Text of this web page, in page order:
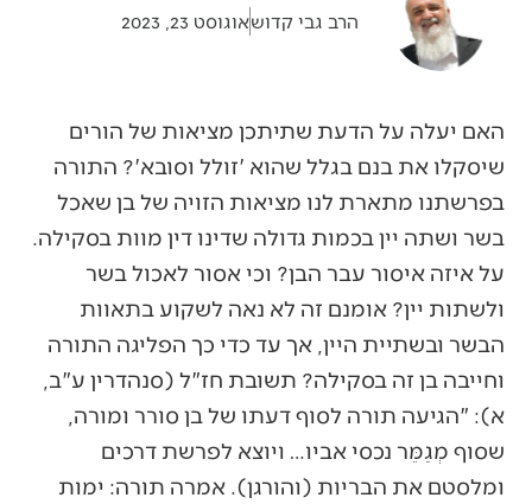
הרב גבי קדושאוגוסט 23, 2023
האם יעלה על הדעת שתיתכן מציאות של הורים
שיסקלו את בנם בגלל שהוא 'זולל וסובא'? התורה
בפרשתנו מתארת לנו מציאות הזויה של בן שאכל
בשר ושתה יין בכמות גדולה שדינו דין מוות בסקילה.
על איזה איסור עבר הבן? וכי אסור לאכול בשר
ולשתות יין? אומנם זה לא נאה לשקוע בתאוות
הבשר ובשתיית היין, אך עד כדי כך הפליגה התורה
וחייבה בן זה בסקילה? תשובת חז"ל (סנהדרין ע"ב,
א): "הגיעה תורה לסוף דעתו של בן סורר ומורה,
שסוף מְגַמֵּר נכסי אביו… ויוצא לפרשת דרכים
ומלסטם את הבריות (והורגן). אמרה תורה: ימות